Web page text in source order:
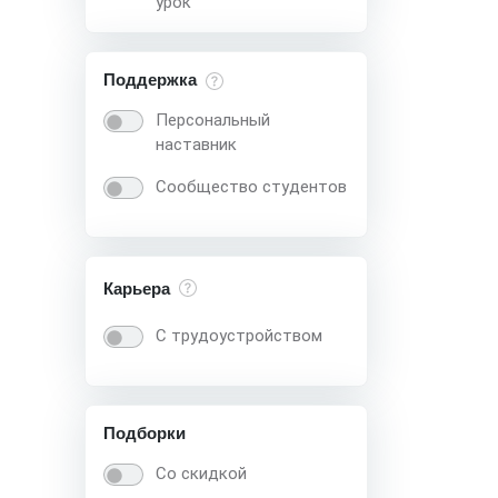
Поддержка
Персональный
наставник
Сообщество студентов
Карьера
С трудоустройством
Подборки
Со скидкой